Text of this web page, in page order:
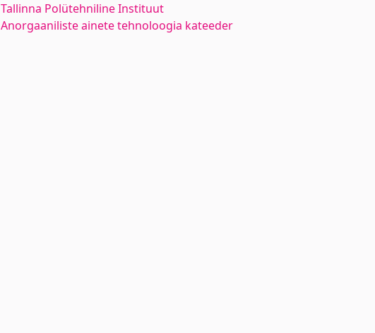
Tallinna Polütehniline Instituut
Anorgaaniliste ainete tehnoloogia kateeder